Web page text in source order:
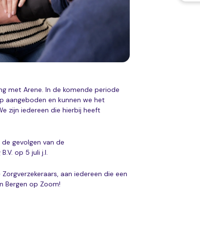
met Arene. In de komende periode
aangeboden en kunnen we het
zijn iedereen die hierbij heeft
gevolgen van de
op 5 juli j.l.
aan iedereen die een
Bergen op Zoom!